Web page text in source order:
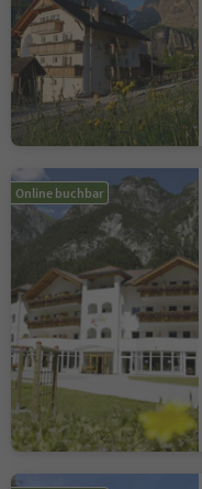
Online buchbar